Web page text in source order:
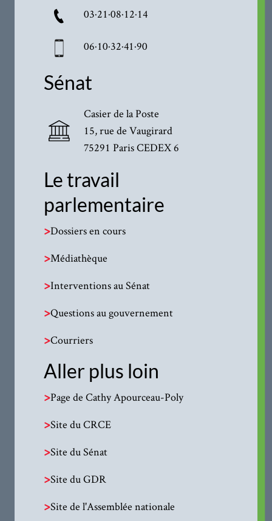
03·21·08·12·14
06·10·32·41·90
Sénat
Casier de la Poste
15, rue de Vaugirard
75291 Paris CEDEX 6
Le travail
parlementaire
>Dossiers en cours
>Médiathèque
>Interventions au Sénat
>Questions au gouvernement
>Courriers
Aller plus loin
>Page de Cathy Apourceau-Poly
>Site du CRCE
>Site du Sénat
>Site du GDR
>Site de l'Assemblée nationale